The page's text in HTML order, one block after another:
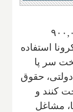
کانادا، حدود ۹۰۰,۰۰۰
استفاده
سر پا
دولتی، حقوق
کنند و
مشاغل